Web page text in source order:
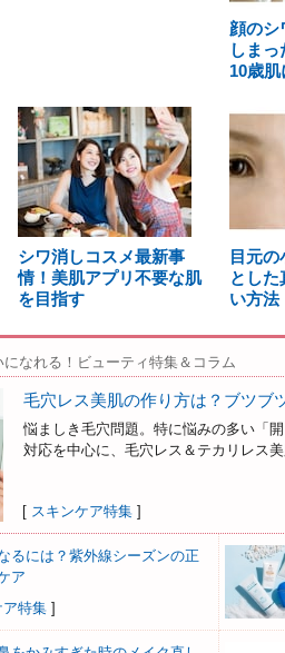
顔のシ
しまっ
10歳肌
シワ消しコスメ最新事
情！美肌アプリ不要な肌
を目指す
目元の
とした
い方法
になれる！ビューティ特集＆コラム
毛穴レス美肌の作り方は？ブツブ
悩ましき毛穴問題。特に悩みの多い「
対応を中心に、毛穴レス＆テカリレス
[ スキンケア特集 ]
るには？紫外線シーズンの正
ア
ア特集 ]